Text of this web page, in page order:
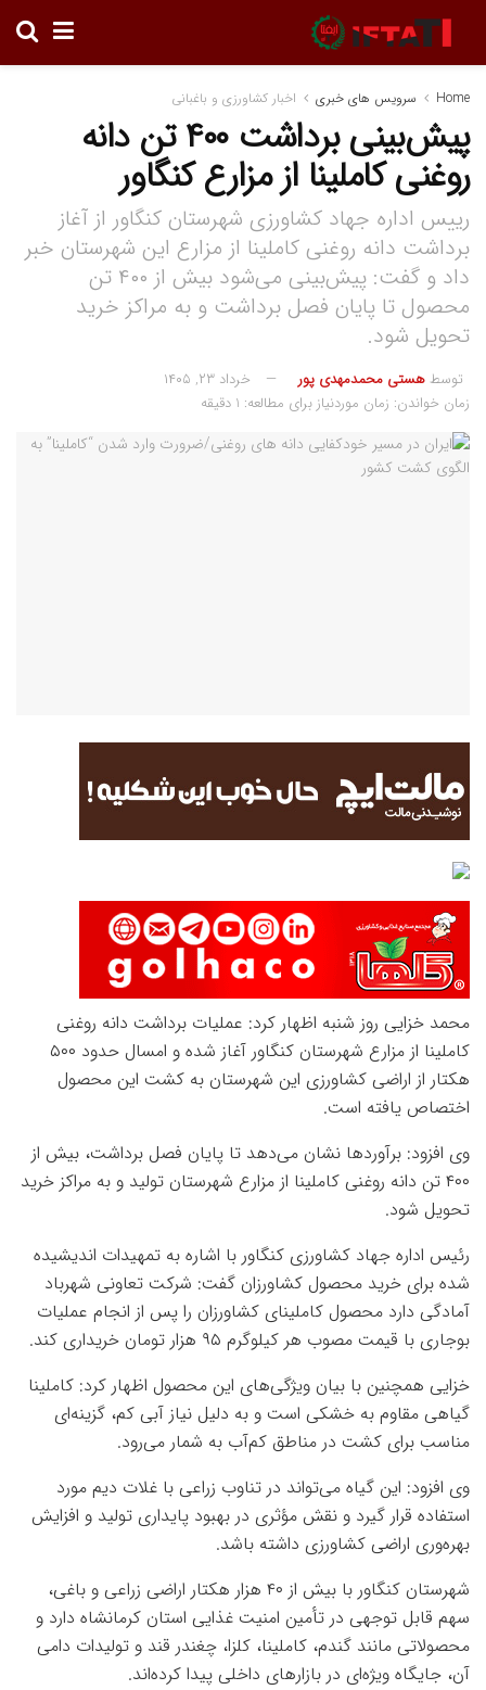
Home سرویس های خبری اخبار کشاورزی و باغبانی
پیش‌بینی برداشت ۴۰۰ تن دانه
روغنی کاملینا از مزارع کنگاور
رییس اداره جهاد کشاورزی شهرستان کنگاور از آغاز
برداشت دانه روغنی کاملینا از مزارع این شهرستان خبر
داد و گفت: پیش‌بینی می‌شود بیش از ۴۰۰ تن
محصول تا پایان فصل برداشت و به مراکز خرید
تحویل شود.
توسط هستی محمدمهدی پور
خرداد ۲۳, ۱۴۰۵
زمان خواندن: زمان موردنیاز برای مطالعه: 1 دقیقه
محمد خزایی روز شنبه اظهار کرد: عملیات برداشت دانه روغنی
کاملینا از مزارع شهرستان کنگاور آغاز شده و امسال حدود ۵۰۰
هکتار از اراضی کشاورزی این شهرستان به کشت این محصول
اختصاص یافته است.
وی افزود: برآوردها نشان می‌دهد تا پایان فصل برداشت، بیش از
۴۰۰ تن دانه روغنی کاملینا از مزارع شهرستان تولید و به مراکز خرید
تحویل شود.
رئیس اداره جهاد کشاورزی کنگاور با اشاره به تمهیدات اندیشیده
شده برای خرید محصول کشاورزان گفت: شرکت تعاونی شهرباد
آمادگی دارد محصول کاملینای کشاورزان را پس از انجام عملیات
بوجاری با قیمت مصوب هر کیلوگرم ۹۵ هزار تومان خریداری کند.
خزایی همچنین با بیان ویژگی‌های این محصول اظهار کرد: کاملینا
گیاهی مقاوم به خشکی است و به دلیل نیاز آبی کم، گزینه‌ای
مناسب برای کشت در مناطق کم‌آب به شمار می‌رود.
وی افزود: این گیاه می‌تواند در تناوب زراعی با غلات دیم مورد
استفاده قرار گیرد و نقش مؤثری در بهبود پایداری تولید و افزایش
بهره‌وری اراضی کشاورزی داشته باشد.
شهرستان کنگاور با بیش از ۴۰ هزار هکتار اراضی زراعی و باغی،
سهم قابل توجهی در تأمین امنیت غذایی استان کرمانشاه دارد و
محصولاتی مانند گندم، کاملینا، کلزا، چغندر قند و تولیدات دامی
آن، جایگاه ویژه‌ای در بازارهای داخلی پیدا کرده‌اند.